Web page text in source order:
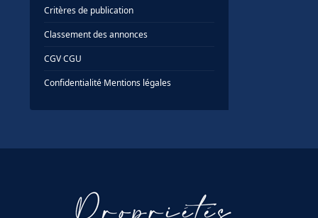
Critères de publication
Classement des annonces
CGV·CGU
Confidentialité·Mentions légales